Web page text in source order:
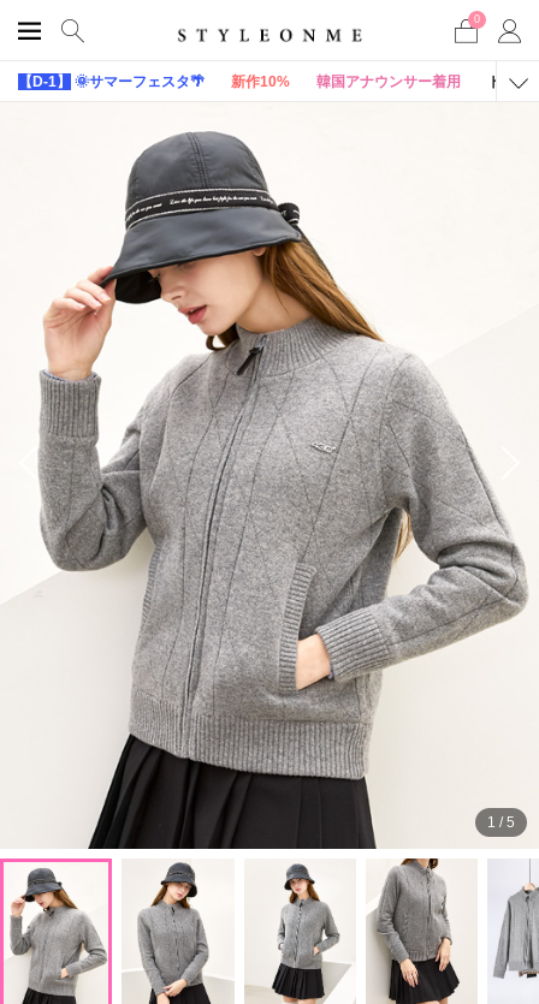
0
【D-1】 🌞サマーフェスタ🌴 新作10% 韓国アナウンサー着用 トップ
1 /5